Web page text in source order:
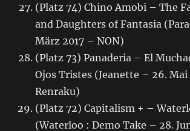
(Platz 74) Chino Amobi – The
and Daughters of Fantasia
März 2017 – NON)
(Platz 73) Panaderia – El
Ojos Tristes (Jeanette – 26. Mai
Renraku)
(Platz 72) Capitalism + –
(Waterloo : Demo Take – 28.